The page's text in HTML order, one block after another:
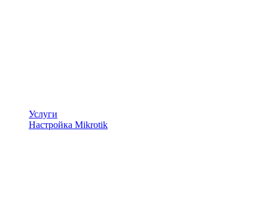
Услуги
Настройка Mikrotik